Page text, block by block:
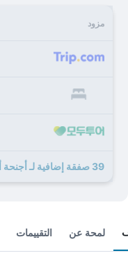
مزود
39 صفقة إضافية لـ أجنحة أندرونيس لوكسري
لمحة عن التقييمات